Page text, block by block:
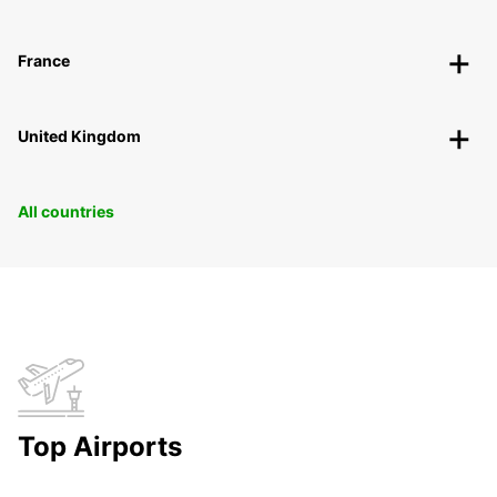
France
United Kingdom
All countries
Top Airports